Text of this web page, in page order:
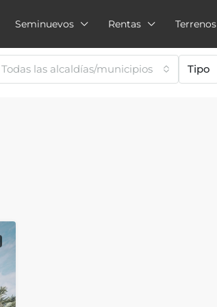
Seminuevos Rentas Terrenos
Todas las alcaldías/municipios Tipo